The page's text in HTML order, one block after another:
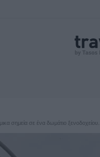
σημεία σε ένα δωμάτιο ξενοδοχείου...